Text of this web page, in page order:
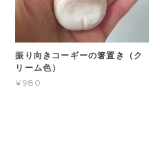
振り向きコーギーの箸置き（ク
リーム色）
¥980